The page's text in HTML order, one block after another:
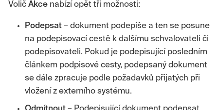
Volič Akce nabízí opět tři možnosti:
Podepsat – dokument podepíše a ten se posune
na podepisovací cestě k dalšímu schvalovateli či
podepisovateli. Pokud je podepisující posledním
článkem podpisové cesty, podepsaný dokument
se dále zpracuje podle požadavků přijatých při
vložení z externího systému.